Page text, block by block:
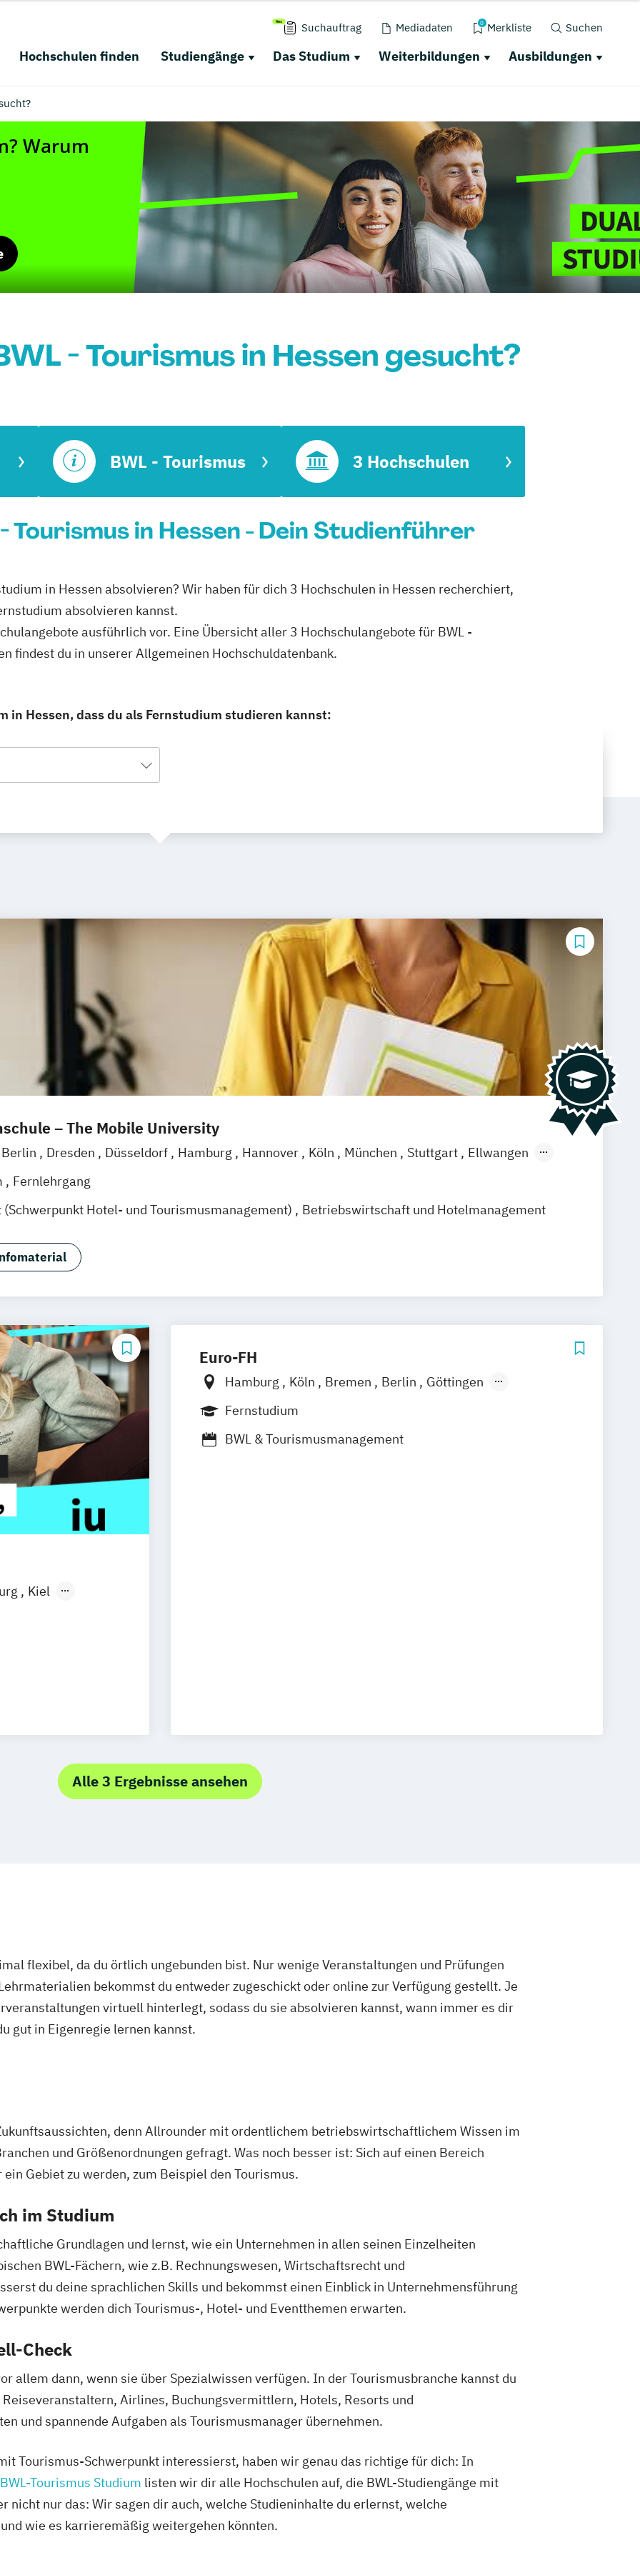
Suchauftrag Mediadaten 0 Merkliste Suchen
Hochschulen finden Studiengänge Das Studium Weiterbildungen Ausbildungen
- Tourismus in Hessen gesucht?
BWL - Tourismus 3 Hochschulen
Tourismus in Hessen - Dein Studienführer
in Hessen absolvieren? Wir haben für dich 3 Hochschulen in Hessen recherchiert,
absolvieren kannst.
ausführlich vor. Eine Übersicht aller 3 Hochschulangebote für BWL -
findest du in unserer Allgemeinen Hochschuldatenbank.
in Hessen, dass du als Fernstudium studieren kannst:
– The Mobile University
Berlin Dresden Düsseldorf Hamburg Hannover Köln München Stuttgart
Ellwangen
Mannheim
Fernlehrgang
Hotel- und Tourismusmanagement)
Betriebswirtschaft und Hotelmanagement
Kiel
Euro-FH
Hamburg Köln Bremen Berlin
Göttingen
Frankfurt am Main
Fernstudium
BWL & Tourismusmanagement
Alle 3 Ergebnisse ansehen
flexibel, da du örtlich ungebunden bist. Nur wenige Veranstaltungen und Prüfungen
bekommst du entweder zugeschickt oder online zur Verfügung gestellt. Je
virtuell hinterlegt, sodass du sie absolvieren kannst, wann immer es dir
gut in Eigenregie lernen kannst.
denn Allrounder mit ordentlichem betriebswirtschaftlichem Wissen im
und Größenordnungen gefragt. Was noch besser ist: Sich auf einen Bereich
Gebiet zu werden, zum Beispiel den Tourismus.
im Studium
Grundlagen und lernst, wie ein Unternehmen in allen seinen Einzelheiten
BWL-Fächern, wie z.B. Rechnungswesen, Wirtschaftsrecht und
du deine sprachlichen Skills und bekommst einen Einblick in Unternehmensführung
werden dich Tourismus-, Hotel- und Eventthemen erwarten.
Check
allem dann, wenn sie über Spezialwissen verfügen. In der Tourismusbranche kannst du
Airlines, Buchungsvermittlern, Hotels, Resorts und
und spannende Aufgaben als Tourismusmanager übernehmen.
Tourismus-Schwerpunkt interessierst, haben wir genau das richtige für dich: In
BWL-Tourismus Studium listen wir dir alle Hochschulen auf, die BWL-Studiengänge mit
nicht nur das: Wir sagen dir auch, welche Studieninhalte du erlernst, welche
wie es karrieremäßig weitergehen könnten.